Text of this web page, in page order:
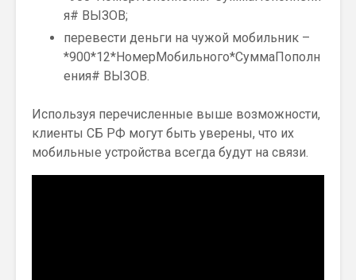
я# ВЫЗОВ;
перевести деньги на чужой мобильник –
*900*12*НомерМобильного*СуммаПополн
ения# ВЫЗОВ.
Используя перечисленные выше возможности,
клиенты СБ РФ могут быть уверены, что их
мобильные устройства всегда будут на связи.